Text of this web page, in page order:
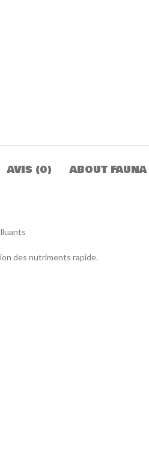
AVIS (0) ABOUT
des nutriments rapide.